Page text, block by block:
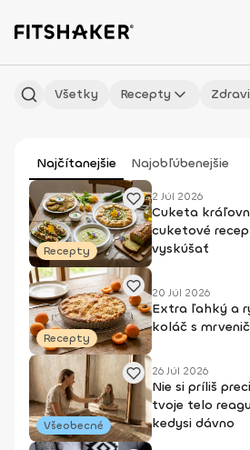
Všetky Recepty
Najčítanejšie Najobľúbenejšie
Recepty
2 Júl 2026
Cuketa
cuketové
vyskúšať
Recepty
20 Júl 2026
Extra ľahký a
koláč s
Všeobecné
26 Júl 2026
Nie si príliš
tvoje telo
kedysi dávno